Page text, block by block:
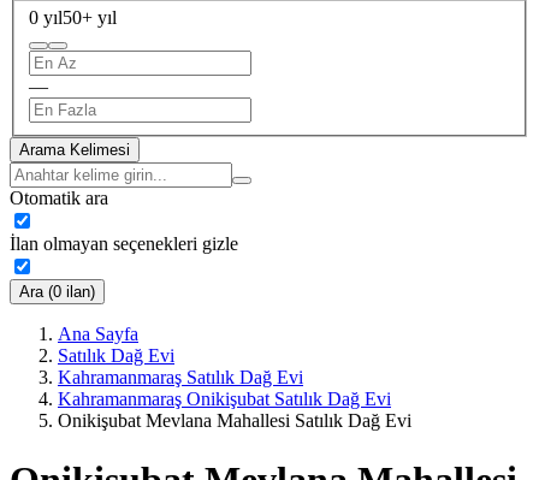
0 yıl50+ yıl
—
Arama Kelimesi
Otomatik ara
İlan olmayan seçenekleri gizle
Ara (0 ilan)
Ana Sayfa
Satılık Dağ Evi
Kahramanmaraş Satılık Dağ Evi
Kahramanmaraş Onikişubat Satılık Dağ Evi
Onikişubat Mevlana Mahallesi Satılık Dağ Evi